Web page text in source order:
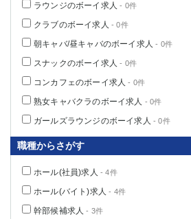
ラウンジのボーイ求人 - 0件
クラブのボーイ求人 - 0件
朝キャバ/昼キャバのボーイ求人 - 0件
スナックのボーイ求人 - 0件
コンカフェのボーイ求人 - 0件
熟女キャバクラのボーイ求人 - 0件
ガールズラウンジのボーイ求人 - 0件
職種からさがす
ホール(社員)求人 - 4件
ホール(バイト)求人 - 4件
幹部候補求人 - 3件